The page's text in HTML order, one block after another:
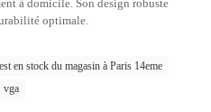
à domicile. Son design robuste
optimale.
en stock du magasin à Paris 14eme
vga